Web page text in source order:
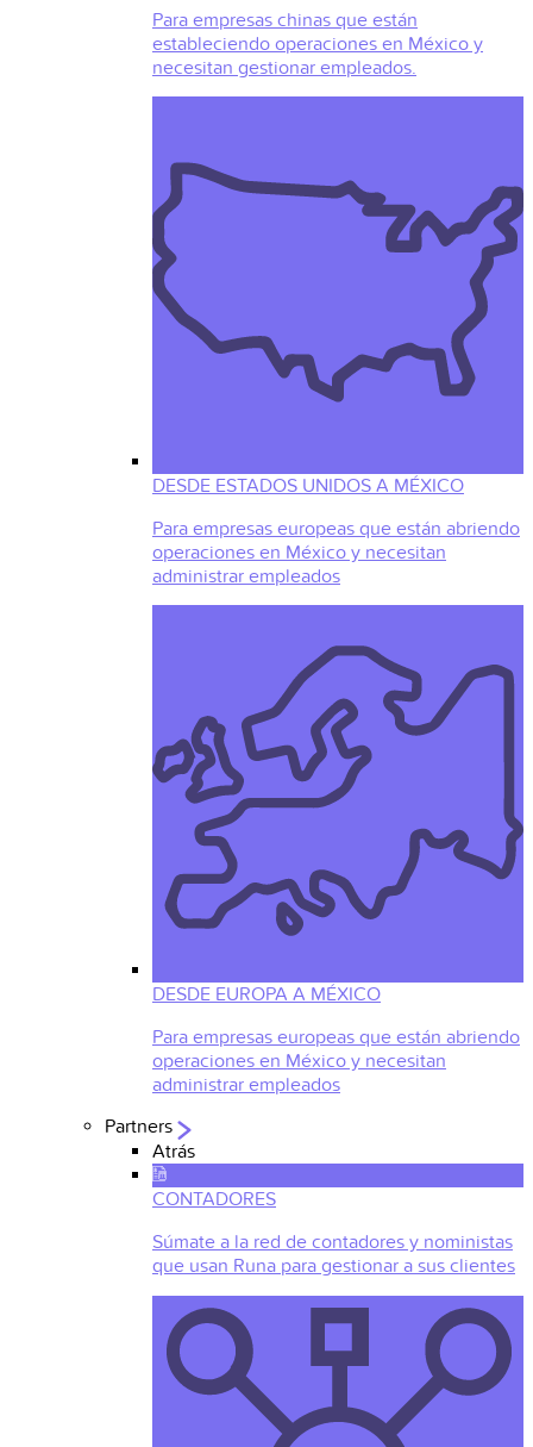
Para empresas chinas que están
estableciendo operaciones en México y
necesitan gestionar empleados.
DESDE ESTADOS UNIDOS A MÉXICO
Para empresas europeas que están abriendo
operaciones en México y necesitan
administrar empleados
DESDE EUROPA A MÉXICO
Para empresas europeas que están abriendo
operaciones en México y necesitan
administrar empleados
Partners
Atrás
CONTADORES
Súmate a la red de contadores y noministas
que usan Runa para gestionar a sus clientes